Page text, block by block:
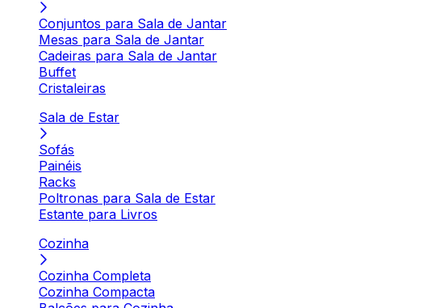
Conjuntos para Sala de Jantar
Mesas para Sala de Jantar
Cadeiras para Sala de Jantar
Buffet
Cristaleiras
Sala de Estar
Sofás
Painéis
Racks
Poltronas para Sala de Estar
Estante para Livros
Cozinha
Cozinha Completa
Cozinha Compacta